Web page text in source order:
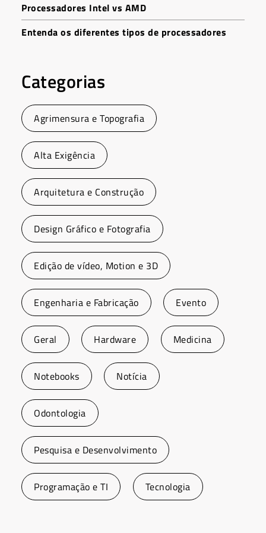
Processadores Intel vs AMD
Entenda os diferentes tipos de processadores
Categorias
Agrimensura e Topografia
Alta Exigência
Arquitetura e Construção
Design Gráfico e Fotografia
Edição de vídeo, Motion e 3D
Engenharia e Fabricação Evento
Geral Hardware Medicina
Notebooks Notícia
Odontologia
Pesquisa e Desenvolvimento
Programação e TI Tecnologia